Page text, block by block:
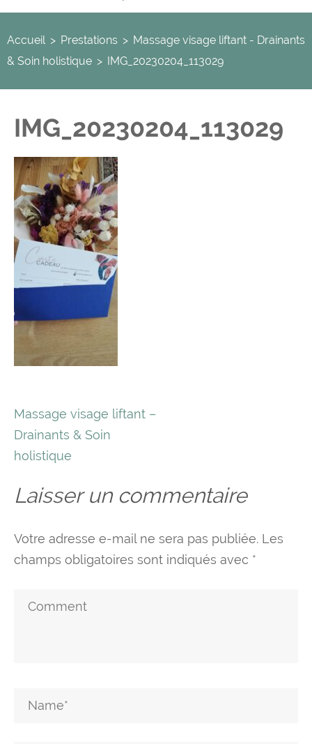
Accueil > Prestations > Massage visage liftant - Drainants
& Soin holistique > IMG_20230204_113029
IMG_20230204_113029
Navigation
de
l’article
Massage visage liftant –
Drainants & Soin
holistique
Laisser un commentaire
Votre adresse e-mail ne sera pas publiée. Les
champs obligatoires sont indiqués avec *